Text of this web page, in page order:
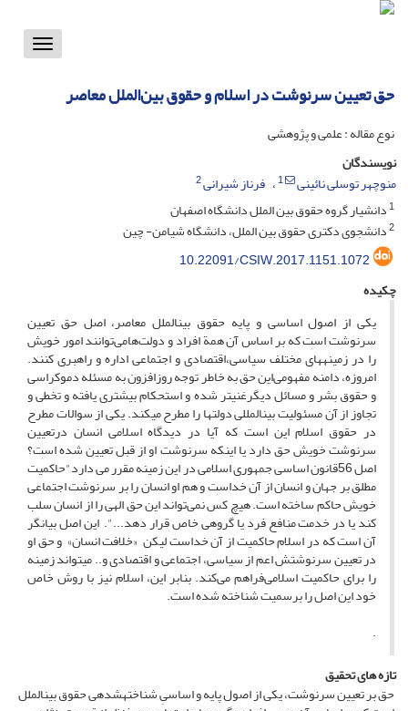
Toggle
حق تعیین سرنوشت در اسلام و حقوق بین‌الملل معاصر
نوع مقاله : علمی و پژوهشی
نویسندگان
منوچهر توسلی نائینی
1 فرناز شیرانی2
1دانشیار گروه حقوق بین الملل دانشگاه اصفهان
2دانشجوی دکتری حقوق بین الملل، دانشگاه شیامن- چین
10.22091/CSIW.2017.1151.1072
چکیده
یکی از اصول اساسی و پایه حقوق بین­الملل معاصر، اصل حق تعیین
سرنوشت است که بر اساس آن همة افراد و دولت‌هامی‌توانند امور خویش
را در زمینه­های مختلف سیاسی،اقتصادی و اجتماعی اداره و راهبری کنند.
امروزه، دامنه مفهومی‌این حق به خاطر توجه روزافزون به مسئله دموکراسی
و حقوق بشر و مسائل دیگرغنی­تر شده و استحکام بیشتری یافته و تخطی و
تجاوز از آن مسئولیت بین­المللی دولت­ها را مطرح می­کند. یکی از سوالات مطرح
در حقوق اسلام این است که آیا در دیدگاه اسلامی انسان درتعیین
سرنوشت خویش حق دارد یا اینکه سرنوشت او از قبل تعیین شده است؟
اصل 56قانون اساسی جمهوری اسلامی در این زمینه مقرر می دارد"حاکمیت
مطلق بر جهان و انسان از آن خداست و هم او انسان را بر سرنوشت اجتماعی
خویش حاکم ساخته است. هیچ کس نمی‌تواند این حق الهی را از انسان سلب
کند یا در خدمت منافع فرد یا گروهی خاص قرار دهد...". این اصل بیانگر
آن است که در اسلام حاکمیت از آن خداست لیکن «خلافت انسان» و حق او
در تعیین سرنوشتش اعم از سیاسی، اجتماعی و اقتصادی و.. میتواند زمینه
را برای حاکمیت اسلامی‌فراهم می‌کند. بنابر این، اسلام نیز با روش خاص
خود این اصل را برسمیت شناخته شده است.
.
تازه های تحقیق
حق بر تعیین سرنوشت، یکی از اصول پایه و اساسیِ شناخته­شده­ی حقوق بین­الملل